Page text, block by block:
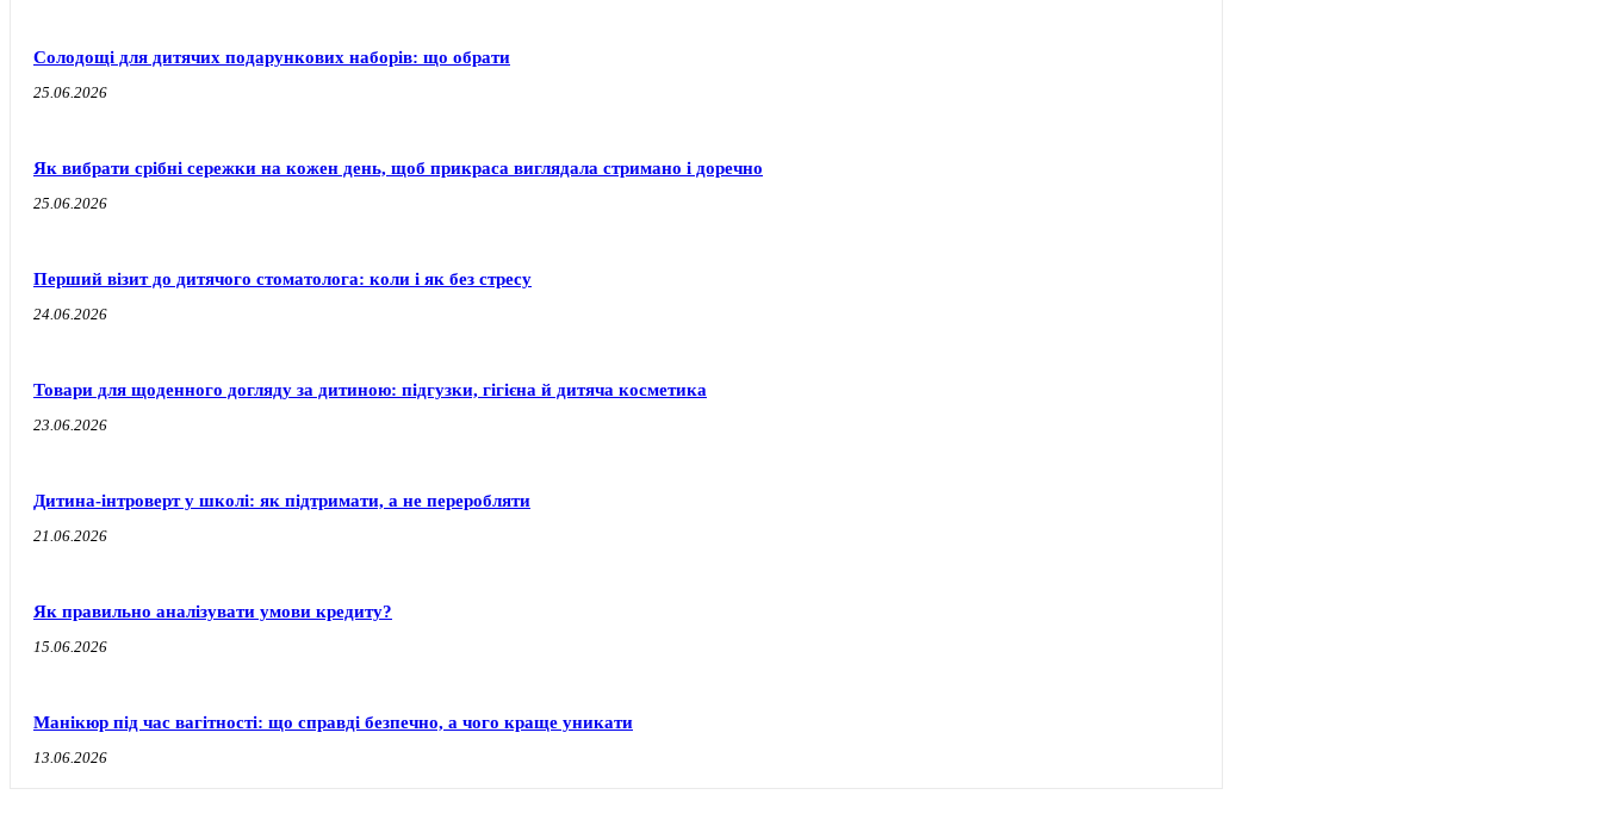
Солодощі для дитячих подарункових наборів: що обрати
25.06.2026
Як вибрати срібні сережки на кожен день, щоб прикраса виглядала стримано і доречно
25.06.2026
Перший візит до дитячого стоматолога: коли і як без стресу
24.06.2026
Товари для щоденного догляду за дитиною: підгузки, гігієна й дитяча косметика
23.06.2026
Дитина-інтроверт у школі: як підтримати, а не переробляти
21.06.2026
Як правильно аналізувати умови кредиту?
15.06.2026
Манікюр під час вагітності: що справді безпечно, а чого краще уникати
13.06.2026